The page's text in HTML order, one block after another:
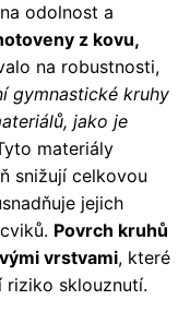
odolnost a
z kovu,
na robustnosti,
gymnastické kruhy
jako je
materiály
snižují celkovou
jejich
Povrch kruhů
vrstvami, které
riziko sklouznutí.